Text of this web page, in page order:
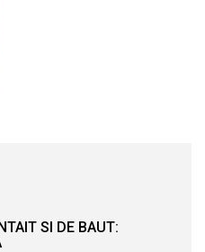
SI DE BAUT: